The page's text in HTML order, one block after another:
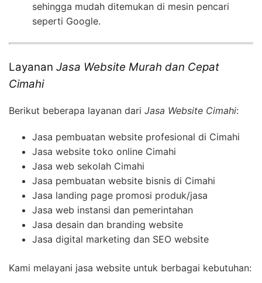
sehingga mudah ditemukan di mesin pencari
seperti Google.
Layanan Jasa Website Murah dan Cepat
Cimahi
Berikut beberapa layanan dari Jasa Website Cimahi:
Jasa pembuatan website profesional di Cimahi
Jasa website toko online Cimahi
Jasa web sekolah Cimahi
Jasa pembuatan website bisnis di Cimahi
Jasa landing page promosi produk/jasa
Jasa web instansi dan pemerintahan
Jasa desain dan branding website
Jasa digital marketing dan SEO website
Kami melayani jasa website untuk berbagai kebutuhan: